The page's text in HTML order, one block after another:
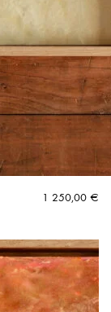
1 250,00 €